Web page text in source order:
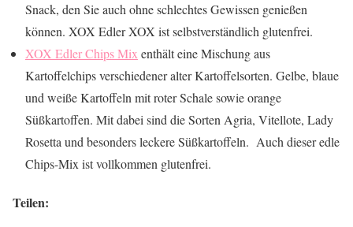
Snack, den Sie auch ohne schlechtes Gewissen genießen
können. XOX Edler XOX ist selbstverständlich glutenfrei.
XOX Edler Chips Mix enthält eine Mischung aus
Kartoffelchips verschiedener alter Kartoffelsorten. Gelbe, blaue
und weiße Kartoffeln mit roter Schale sowie orange
Süßkartoffen. Mit dabei sind die Sorten Agria, Vitellote, Lady
Rosetta und besonders leckere Süßkartoffeln. Auch dieser edle
Chips-Mix ist vollkommen glutenfrei.
Teilen: